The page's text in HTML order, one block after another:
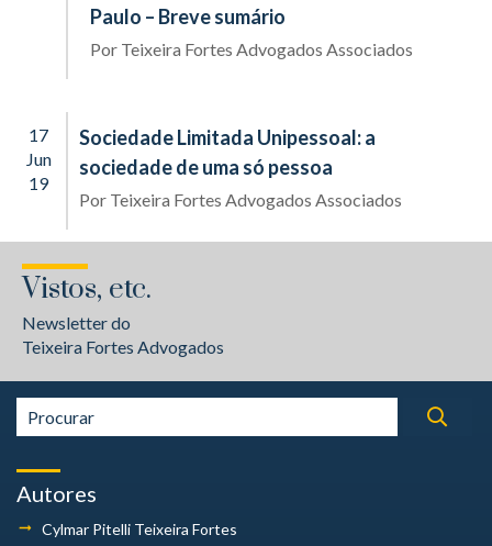
Paulo – Breve sumário
Por Teixeira Fortes Advogados Associados
17
Jun
19
Sociedade Limitada Unipessoal: a
sociedade de uma só pessoa
Por Teixeira Fortes Advogados Associados
Vistos, etc.
Newsletter do
Teixeira Fortes Advogados
Autores
Cylmar Pitelli Teixeira Fortes